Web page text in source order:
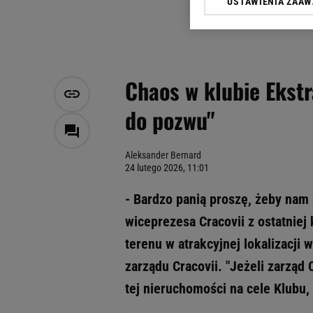
Chaos w klubie
do pozwu"
Aleksander Bernard
24 lutego 2026, 11:01
- Bardzo panią proszę, żeby nam
wiceprezesa Cracovii z
terenu w atrakcyjnej lokalizacji
zarządu Cracovii. "Jeżeli
tej nieruchomości na cele
Klikając „Akceptuję”
Zaufanych Partnerów i
My, nasi Zaufani